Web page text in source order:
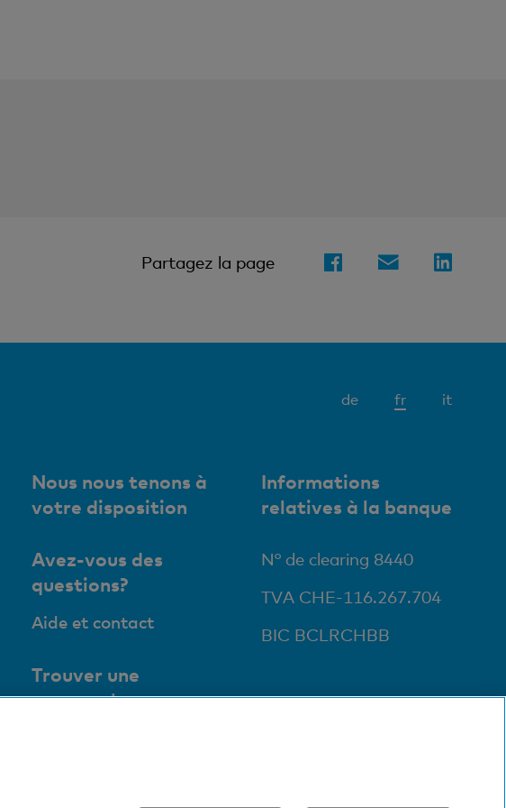
Partagez la page
de frElément
it
Nous nous tenons à
votre disposition
Avez-vous des
questions?
Aide et contact
Trouver une
succursale
Informations
relatives à la banque
N° de clearing 8440
TVA CHE-116.267.704
BIC BCLRCHBB